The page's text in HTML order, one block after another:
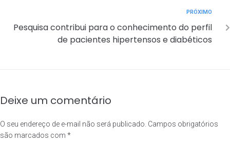
PRÓXIMO
Pesquisa contribui para o conhecimento do perfil
de pacientes hipertensos e diabéticos
Deixe um comentário
O seu endereço de e-mail não será publicado. Campos obrigatórios
são marcados com *